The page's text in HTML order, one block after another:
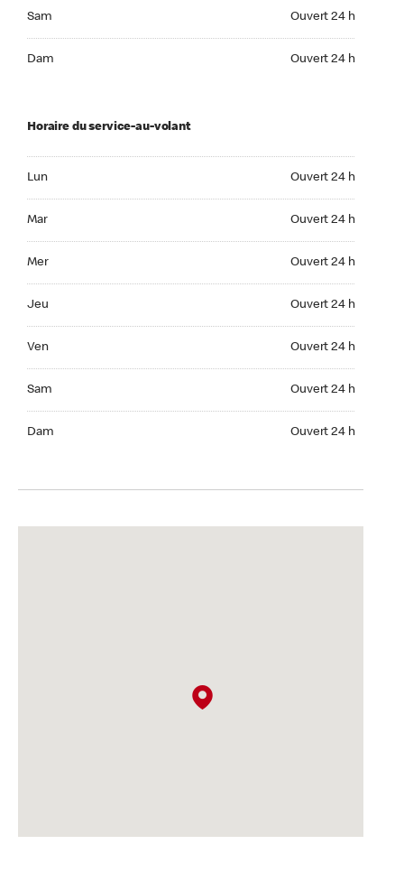
Sam Ouvert 24 h
Dam Ouvert 24 h
Horaire du service-au-volant
Lun Ouvert 24 h
Mar Ouvert 24 h
Mer Ouvert 24 h
Jeu Ouvert 24 h
Ven Ouvert 24 h
Sam Ouvert 24 h
Dam Ouvert 24 h